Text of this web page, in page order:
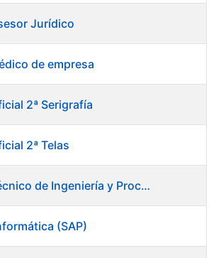
Jurídico
de empresa
2ª Serigrafía
2ª Telas
OE 08/19 - Técnico de Ingeniería y Procesos Productivos. Departamento de Timbre
(SAP)